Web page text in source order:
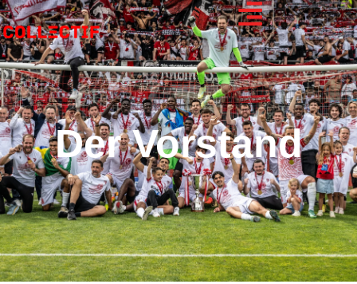
Der Vorstand